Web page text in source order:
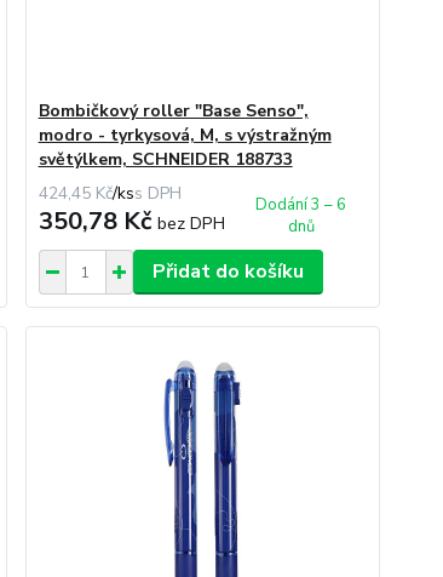
Bombičkový roller "Base Senso",
modro - tyrkysová, M, s výstražným
světýlkem, SCHNEIDER 188733
424,45 Kč/ks
350,78 Kč bez DPH
Dodání 3 – 6
dnů
Přidat do košíku